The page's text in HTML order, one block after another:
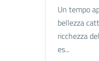
Un tempo
bellezza
ricchezza
es...